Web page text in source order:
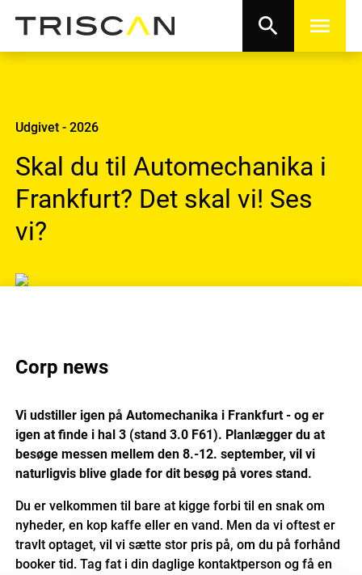
search menu
Udgivet - 2026
Skal du til Automechanika i
Frankfurt? Det skal vi! Ses
vi?
Corp news
Vi udstiller igen på Automechanika i Frankfurt - og er
igen at finde i hal 3 (stand 3.0 F61). Planlægger du at
besøge messen mellem den 8.-12. september, vil vi
naturligvis blive glade for dit besøg på vores stand.
Du er velkommen til bare at kigge forbi til en snak om
nyheder, en kop kaffe eller en vand. Men da vi oftest er
travlt optaget, vil vi sætte stor pris på, om du på forhånd
booker tid. Tag fat i din daglige kontaktperson og få en